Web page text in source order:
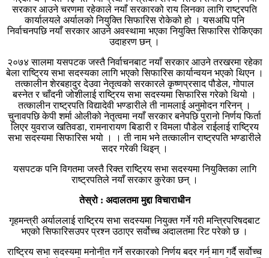
सरकार आउने चरणमा रहेकाले नयाँ सरकारको राय लिनका लागि राष्ट्रपति
कार्यालयले अर्यालको नियुक्ति सिफारिस रोकेको हो । यसअघि पनि
निर्वाचनपछि नयाँ सरकार आउने अवस्थामा भएका नियुक्ति सिफारिस रोकिएका
उदाहरण छन् ।
२०७४ सालमा यसपटक जस्तै निर्वाचनबाट नयाँ सरकार आउने तरखरमा रहेका
बेला राष्ट्रिय सभा सदस्यका लागि भएको सिफारिस कार्यान्वयन भएको थिएन ।
तत्कालीन शेरबहादुर देउवा नेतृत्वको सरकारले कृष्णप्रसाद पौडेल, गोपाल
बस्नेत र चाँदनी जोशीलाई राष्ट्रिय सभा सदस्यमा सिफारिस गरेको थियो ।
तत्कालीन राष्ट्रपति विद्यादेवी भण्डारीले ती नामलाई अनुमोदन गरिनन् ।
चुनावपछि केपी शर्मा ओलीको नेतृत्वमा नयाँ सरकार बनेपछि पुरानो निर्णय फिर्ता
लिएर युवराज खतिवडा, रामनारायण बिडारी र विमला पौडेल राईलाई राष्ट्रिय
सभा सदस्यमा सिफारिस भयो । । ती नाम भने तत्कालीन राष्ट्रपति भण्डारीले
सदर गरेकी थिइन् ।
यसपटक पनि विगतमा जस्तै रिक्त राष्ट्रिय सभा सदस्यमा नियुक्तिका लागि
राष्ट्रपतिले नयाँ सरकार कुरेका छन् ।
तेस्रो : अदालतमा मुद्दा विचाराधीन
गृहमन्त्री अर्याललाई राष्ट्रिय सभा सदस्यमा नियुक्त गर्ने गरी मन्त्रिपरिषदबाट
भएको सिफारिसउपर प्रश्न उठाएर सर्वोच्च अदालतमा रिट परेको छ ।
राष्ट्रिय सभा सदस्यमा मनोनीत गर्ने सरकारको निर्णय बदर गर्न माग गर्दै सर्वोच्च